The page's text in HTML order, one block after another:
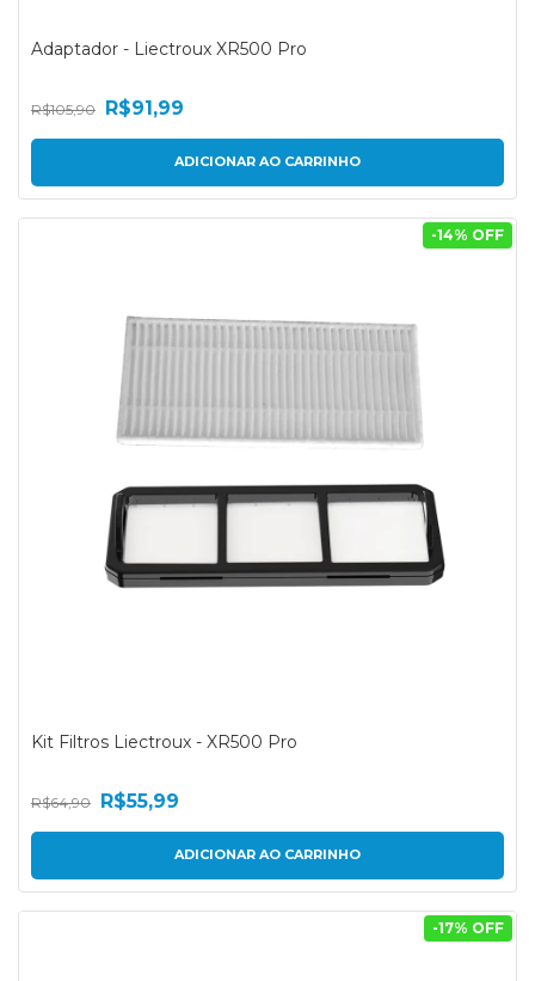
Adaptador - Liectroux XR500 Pro
R$105,90 R$91,99
Kit Filtros Liectroux - XR500 Pro
-14% OFF
R$64,90 R$55,99
-17% OFF